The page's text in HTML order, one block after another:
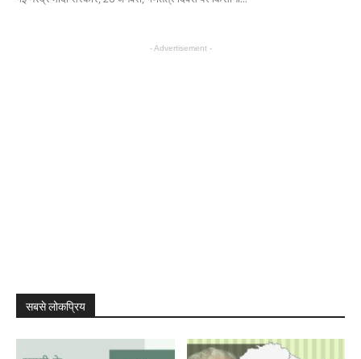
- Advertisement -
सबसे लोकप्रिय